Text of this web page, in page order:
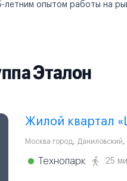
опытом работы на
Эталон
Жилой квартал
Москва город, Даниловский,
Технопарк 25